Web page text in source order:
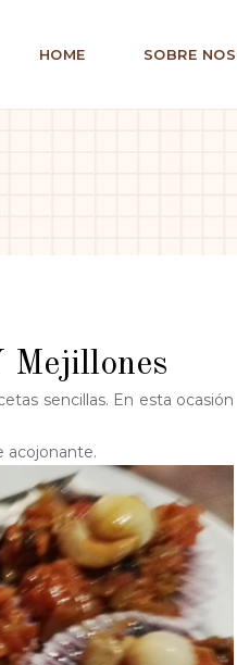
HOME SOBRE
Mejillones
sencillas. En esta ocasión
acojonante.